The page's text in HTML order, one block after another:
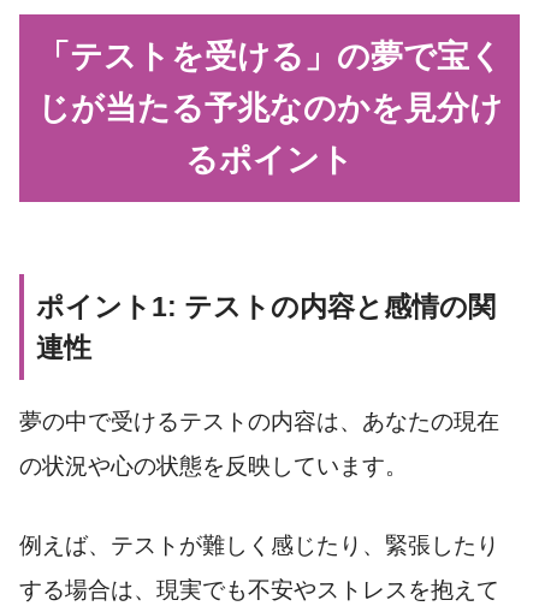
「テストを受ける」の夢で宝く
じが当たる予兆なのかを見分け
るポイント
ポイント1: テストの内容と感情の関
連性
夢の中で受けるテストの内容は、あなたの現在
の状況や心の状態を反映しています。
例えば、テストが難しく感じたり、緊張したり
する場合は、現実でも不安やストレスを抱えて